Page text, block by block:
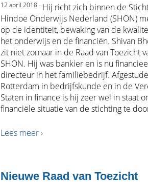
12 april 2018 - Hij richt zich binnen de
Hindoe Onderwijs Nederland (SHON)
op de identiteit, bewaking van de
het onderwijs en de financiën. Shivan
zit niet zomaar in de Raad van Toezicht
SHON. Hij was bankier en is nu
directeur in het familiebedrijf.
Rotterdam in bedrijfskunde en in de
Staten in finance is hij zeer wel in staat
financiële situatie van de stichting te
Lees meer ›
Nieuwe Raad van Toezicht